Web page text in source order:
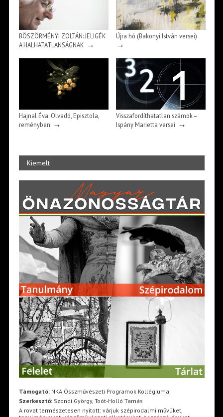
BÖSZÖRMÉNYI ZOLTÁN: JELIGÉK
A HALHATATLANSÁGNAK→
Újra hó (Bakonyi István versei)
→
Hajnal Éva: Olvadó, Episztola,
reményben →
Visszafordíthatatlan számok –
Ispány Marietta versei →
Kiemelt
Támogató:NKA Összművészeti Programok Kollégiuma
Szerkesztő:Szondi György, Toót-Holló Tamás
A rovat természetesen nyitott: várjuk szépirodalmi művüket,